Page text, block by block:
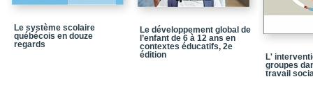
praticiens et de
Chapitre 6 / Vers une
d’apprentissage
Chapitre 7 /
environnements
Le système scolaire
québécois en douze
regards
Le développement global de
l’enfant de 6 à 12 ans en
contextes éducatifs, 2e
édition
L'
groupes
travail